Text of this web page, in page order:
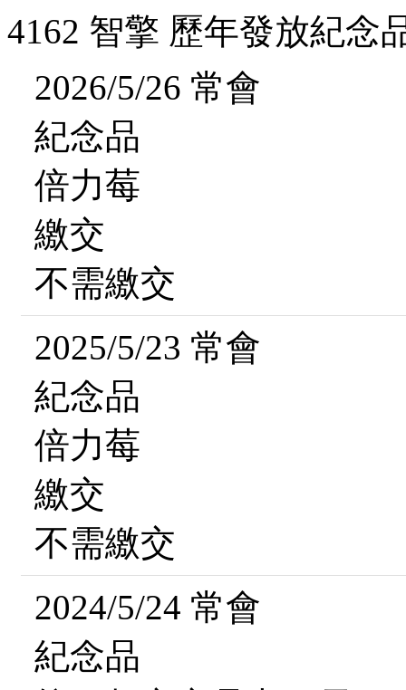
4162 智擎 歷年發放紀念
2026/5/26 常會
紀念品
倍力莓
繳交
不需繳交
2025/5/23 常會
紀念品
倍力莓
繳交
不需繳交
2024/5/24 常會
紀念品